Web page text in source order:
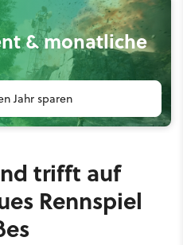
& monatliche
Jahr sparen
trifft auf
Rennspiel